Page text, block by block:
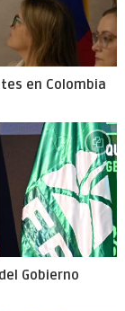
en Colombia
Gobierno